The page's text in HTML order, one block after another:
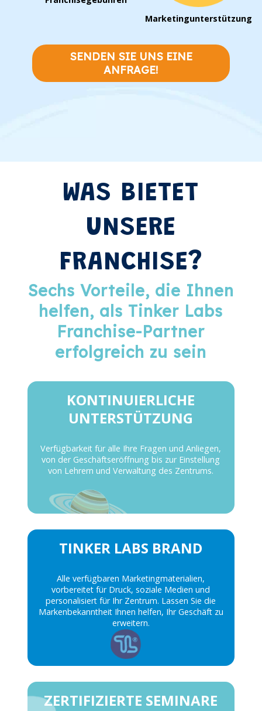
Marketingunterstützung
SENDEN SIE UNS EINE
ANFRAGE!
WAS BIETET
UNSERE
FRANCHISE?
Sechs Vorteile, die Ihnen
helfen, als Tinker Labs
Franchise-Partner
erfolgreich zu sein
KONTINUIERLICHE
UNTERSTÜTZUNG
Verfügbarkeit für alle Ihre Fragen und Anliegen,
von der Geschäftseröffnung bis zur Einstellung
von Lehrern und Verwaltung des Zentrums.
TINKER LABS BRAND
Alle verfügbaren Marketingmaterialien,
vorbereitet für Druck, soziale Medien und
personalisiert für Ihr Zentrum. Lassen Sie die
Markenbekanntheit Ihnen helfen, Ihr Geschäft zu
erweitern.
ZERTIFIZIERTE SEMINARE